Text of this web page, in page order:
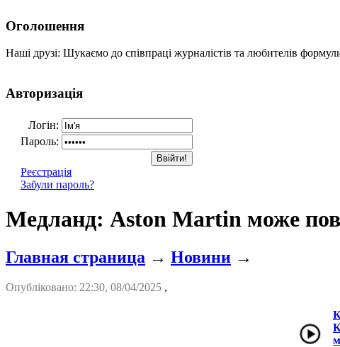
Оголошення
Наші друзі: Шукаємо до співпраці журналістів та любителів
Авторизація
Логін:
Пароль:
Реєстрація
Забули пароль?
Медланд: Aston Martin може
Главная страница → Новини →
Опубліковано: 22:30, 08/04/2025 ,